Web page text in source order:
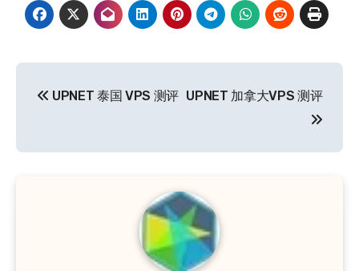
导
UPNET 泰国 VPS 测评 UPNET 加拿大VPS 测评